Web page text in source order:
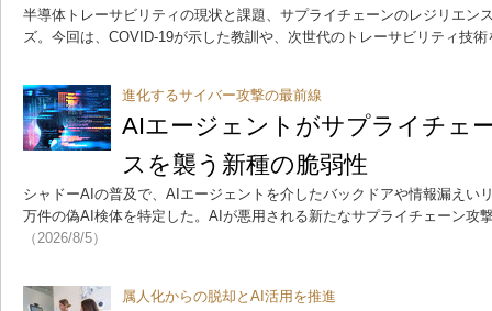
半導体トレーサビリティの現状と課題、サプライチェーンのレジリエン
ズ。今回は、COVID-19が示した教訓や、次世代のトレーサビリティ技
進化するサイバー攻撃の最前線
AIエージェントがサプライチェ
スを襲う新種の脆弱性
シャドーAIの普及で、AIエージェントを介したバックドアや情報漏えい
万件の偽AI検体を特定した。AIが悪用される新たなサプライチェーン攻
（2026/8/5）
属人化からの脱却とAI活用を推進